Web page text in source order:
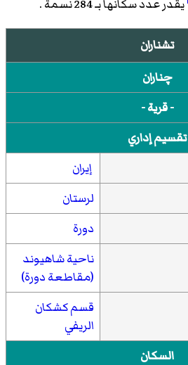
يقدر عدد سكانها بـ 284 نسمة .
تشناران
چناران
- قرية -
تقسيم إداري
إيران
لرستان
دورة
ناحية شاهيوند
(مقاطعة دورة)
قسم كشكان
الريفي
السكان